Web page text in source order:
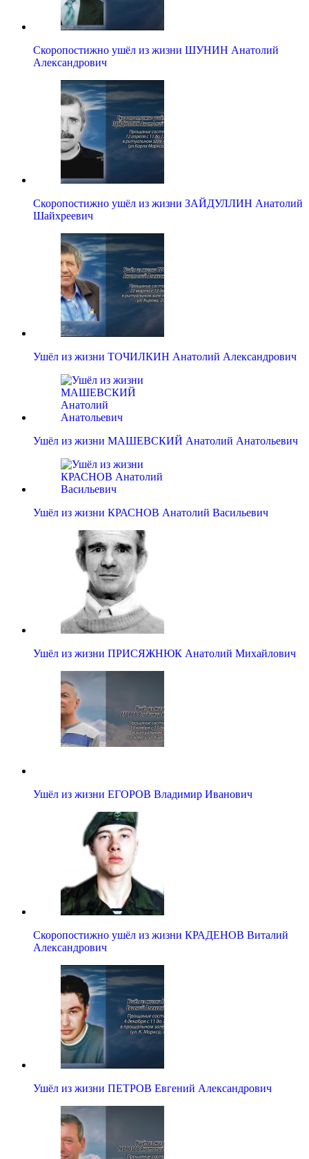
Скоропостижно ушёл из жизни ШУНИН Анатолий
Александрович
Скоропостижно ушёл из жизни ЗАЙДУЛЛИН Анатолий
Шайхреевич
Ушёл из жизни ТОЧИЛКИН Анатолий Александрович
Ушёл из жизни МАШЕВСКИЙ Анатолий Анатольевич
Ушёл из жизни КРАСНОВ Анатолий Васильевич
Ушёл из жизни ПРИСЯЖНЮК Анатолий Михайлович
Ушёл из жизни ЕГОРОВ Владимир Иванович
Скоропостижно ушёл из жизни КРАДЕНОВ Виталий
Александрович
Ушёл из жизни ПЕТРОВ Евгений Александрович